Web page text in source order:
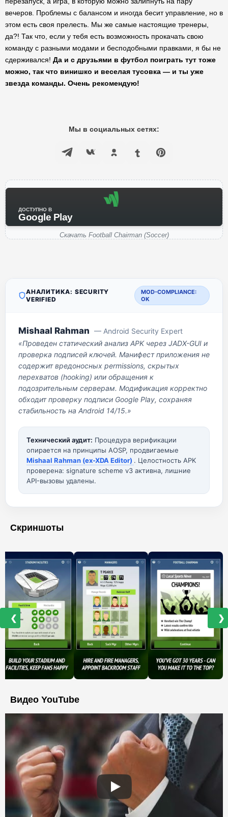
вечеров. Проблемы с балансом и иногда бесит управление, но в
этом есть своя прелесть. Мы же самые настоящие тренеры,
да?! Так что, если у тебя есть возможность прокачать свою
команду с разными модами и бесподобными правками, я бы не
сдерживался! Да и с друзьями в футбол поиграть тут тоже
можно, так что винишко и веселая тусовка — и ты уже
звезда команды. Очень рекомендую!
Мы в социальных сетях:
ДОСТУПНО В
Google Play
Скачать Football Chairman (Soccer)
АНАЛИТИКА: SECURITY
VERIFIED
MOD-COMPLIANCE:
OK
Mishaal Rahman — Android Security Expert
«Проведен статический анализ APK через JADX-GUI и
проверка подписей ключей. Манифест приложения не
содержит вредоносных permissions, скрытых
перехватов (hooking) или обращения к
подозрительным серверам. Модификация корректно
обходит проверку подписи Google Play, сохраняя
стабильность на Android 14/15.»
Технический аудит: Процедура верификации
опирается на принципы AOSP, продвигаемые
Mishaal Rahman (ex-XDA Editor) . Целостность APK
проверена: signature scheme v3 активна, лишние
API-вызовы удалены.
Скриншоты
❮ ❯
Видео YouTube